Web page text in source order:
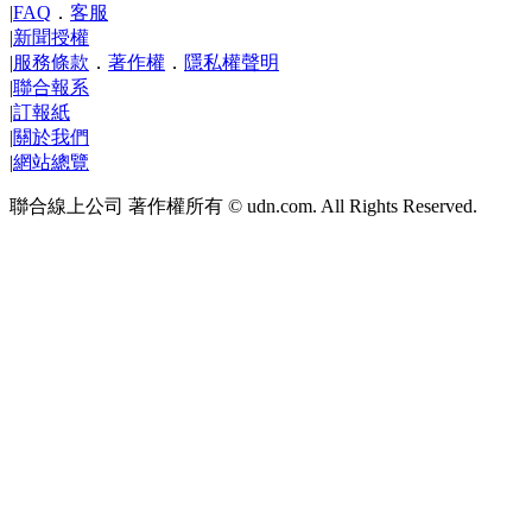
|FAQ ． 客服
|新聞授權
|服務條款 ． 著作權 ． 隱私權聲明
|聯合報系
|訂報紙
|關於我們
|網站總覽
聯合線上公司 著作權所有 © udn.com. All Rights Reserved.